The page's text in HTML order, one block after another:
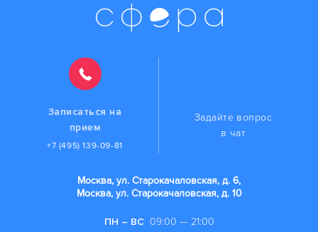
Записаться на
прием
+7 (495) 139-09-81
Задайте вопрос
в чат
Москва, ул. Старокачаловская, д. 6,
Москва, ул. Старокачаловская, д. 10
ПН – ВС 09:00 — 21:00